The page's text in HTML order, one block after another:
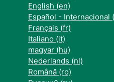
English ‎(en)‎
Español - Internacional
Français ‎(fr)‎
Italiano ‎(it)‎
magyar ‎(hu)‎
Nederlands ‎(nl)‎
Română ‎(ro)‎